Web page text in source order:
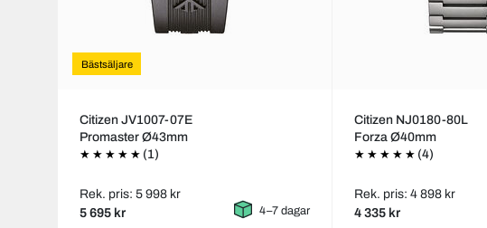
Bästsäljare
Citizen JV1007-07E
Promaster Ø43mm
(1)
Rek. pris: 5 998 kr
5 695 kr 4–7 dagar
Citizen NJ0180-80L
Forza Ø40mm
(4)
Rek. pris: 4 898 kr
4 335 kr